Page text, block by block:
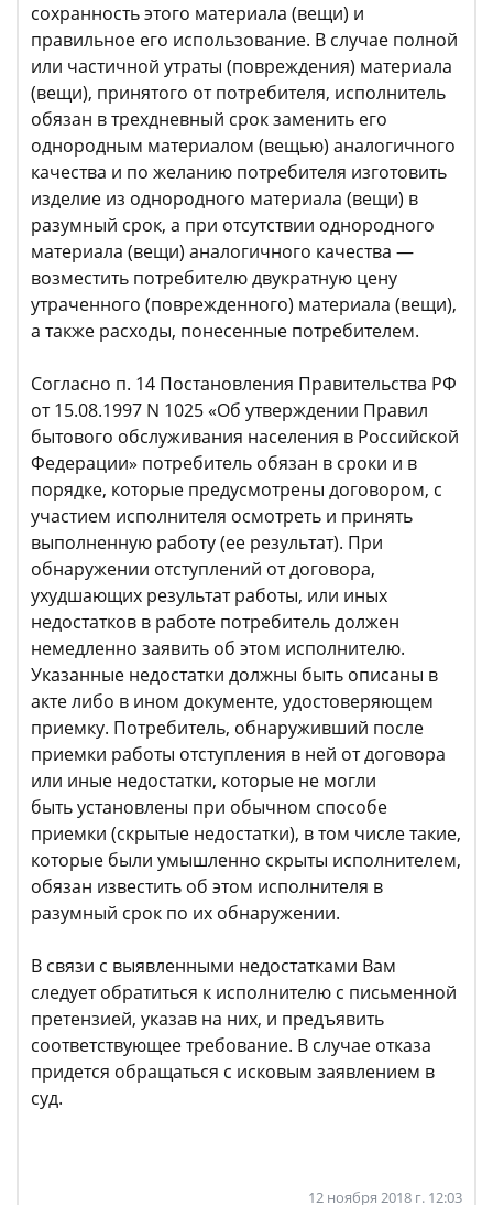
сохранность этого материала (вещи) и
правильное его использование. В случае полной
или частичной утраты (повреждения) материала
(вещи), принятого от потребителя, исполнитель
обязан в трехдневный срок заменить его
однородным материалом (вещью) аналогичного
качества и по желанию потребителя изготовить
изделие из однородного материала (вещи) в
разумный срок, а при отсутствии однородного
материала (вещи) аналогичного качества —
возместить потребителю двукратную цену
утраченного (поврежденного) материала (вещи),
а также расходы, понесенные потребителем.
Согласно п. 14 Постановления Правительства РФ
от 15.08.1997 N 1025 «Об утверждении Правил
бытового обслуживания населения в Российской
Федерации» потребитель обязан в сроки и в
порядке, которые предусмотрены договором, с
участием исполнителя осмотреть и принять
выполненную работу (ее результат). При
обнаружении отступлений от договора,
ухудшающих результат работы, или иных
недостатков в работе потребитель должен
немедленно заявить об этом исполнителю.
Указанные недостатки должны быть описаны в
акте либо в ином документе, удостоверяющем
приемку. Потребитель, обнаруживший после
приемки работы отступления в ней от договора
или иные недостатки, которые не могли
быть установлены при обычном способе
приемки (скрытые недостатки), в том числе такие,
которые были умышленно скрыты исполнителем,
обязан известить об этом исполнителя в
разумный срок по их обнаружении.
В связи с выявленными недостатками Вам
следует обратиться к исполнителю с письменной
претензией, указав на них, и предъявить
соответствующее требование. В случае отказа
придется обращаться с исковым заявлением в
суд.
12 ноября 2018 г. 12:03